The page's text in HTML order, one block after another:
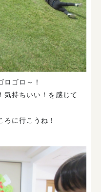
ロゴロ～！
気持ちいい！を感じて
ろに行こうね！